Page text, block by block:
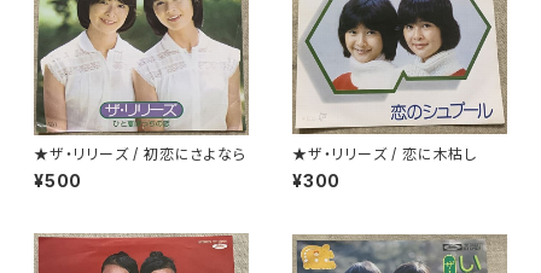
★ザ・リリーズ / 初恋にさよなら
¥500
★ザ・リリーズ / 恋に木枯し
¥300